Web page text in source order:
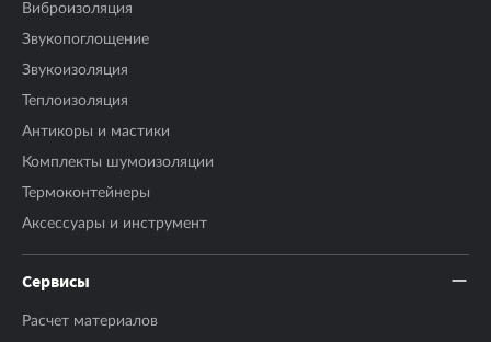
Виброизоляция
Звукопоглощение
Звукоизоляция
Теплоизоляция
Антикоры и мастики
Комплекты шумоизоляции
Термоконтейнеры
Аксесcуары и инструмент
Сервисы
Расчет материалов